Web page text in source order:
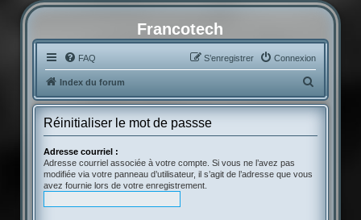
Francotech
FAQ Connexion
S’enregistrer
Index du forum
e
Réinitialiser le mot de passse
Adresse courriel :
Adresse courriel associée à votre compte. Si vous ne l’avez pas
modifiée via votre panneau d’utilisateur, il s’agit de l’adresse que vous
avez fournie lors de votre enregistrement.